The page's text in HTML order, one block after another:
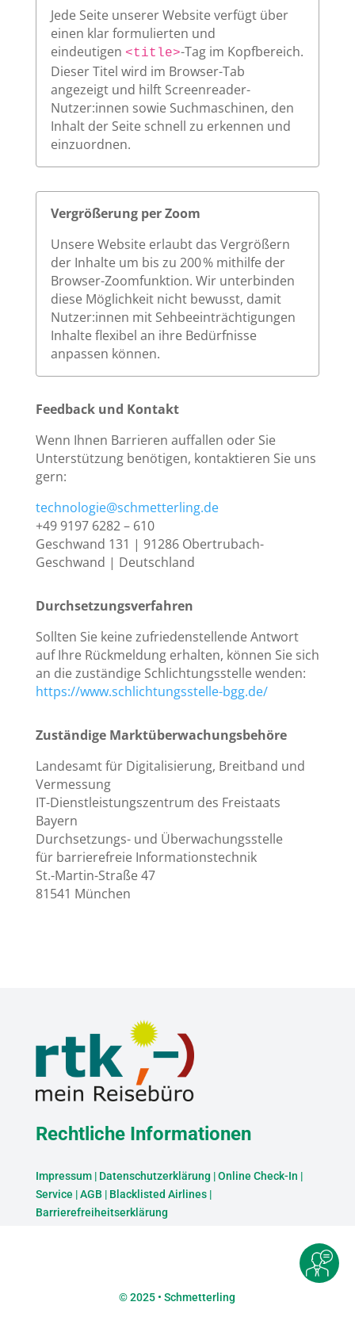
Jede Seite unserer Website verfügt über
einen klar formulierten und
eindeutigen <title>-Tag im Kopfbereich.
Dieser Titel wird im Browser-Tab
angezeigt und hilft Screenreader-
Nutzer:innen sowie Suchmaschinen, den
Inhalt der Seite schnell zu erkennen und
einzuordnen.
Vergrößerung per Zoom
Unsere Website erlaubt das Vergrößern
der Inhalte um bis zu 200 % mithilfe der
Browser-Zoomfunktion. Wir unterbinden
diese Möglichkeit nicht bewusst, damit
Nutzer:innen mit Sehbeeinträchtigungen
Inhalte flexibel an ihre Bedürfnisse
anpassen können.
Feedback und Kontakt
Wenn Ihnen Barrieren auffallen oder Sie
Unterstützung benötigen, kontaktieren Sie uns
gern:
technologie@schmetterling.de
+49 9197 6282 – 610
Geschwand 131 | 91286 Obertrubach-
Geschwand | Deutschland
Durchsetzungsverfahren
Sollten Sie keine zufriedenstellende Antwort
auf Ihre Rückmeldung erhalten, können Sie sich
an die zuständige Schlichtungsstelle wenden:
https://www.schlichtungsstelle-bgg.de/
Zuständige Marktüberwachungsbehöre
Landesamt für Digitalisierung, Breitband und
Vermessung
IT-Dienstleistungszentrum des Freistaats
Bayern
Durchsetzungs- und Überwachungsstelle
für barrierefreie Informationstechnik
St.-Martin-Straße 47
81541 München
Rechtliche Informationen
Impressum| Datenschutzerklärung |Online Check-In |
Service |AGB | Blacklisted Airlines|
Barrierefreiheitserklärung
©2025 • Schmetterling